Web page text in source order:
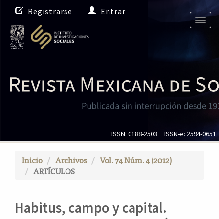
N
a
v
e
g
i
ó
n
c
C
Registrarse Entrar
ISSN: 0188-2503 ISSN-e: 2594-0651
Inicio Archivos
Vol. 74 Núm. 4 (2012)
ARTÍCULOS
Habitus, campo y capital.